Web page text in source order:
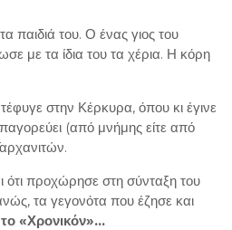
παιδιά του. Ο ένας γιος του
με τα ίδια του τα χέρια. Η κόρη
στην Κέρκυρα, όπου κι έγινε
(από μνήμης είτε από
ότι προχώρησε στη σύνταξη του
τα γεγονότα που έζησε και
«Χρονικόν»…